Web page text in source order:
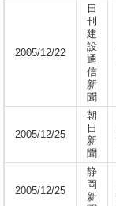
2005/12/22
日
刊
建
設
通
信
新
聞
2005/12/25
朝
日
新
聞
2005/12/25
静
岡
新